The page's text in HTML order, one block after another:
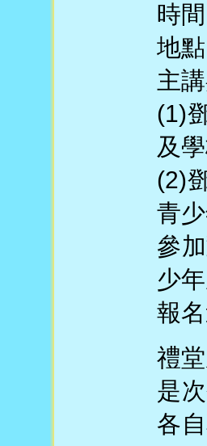
時
地
主
(1)
及
(2)
青
參
少
報
禮
是
各